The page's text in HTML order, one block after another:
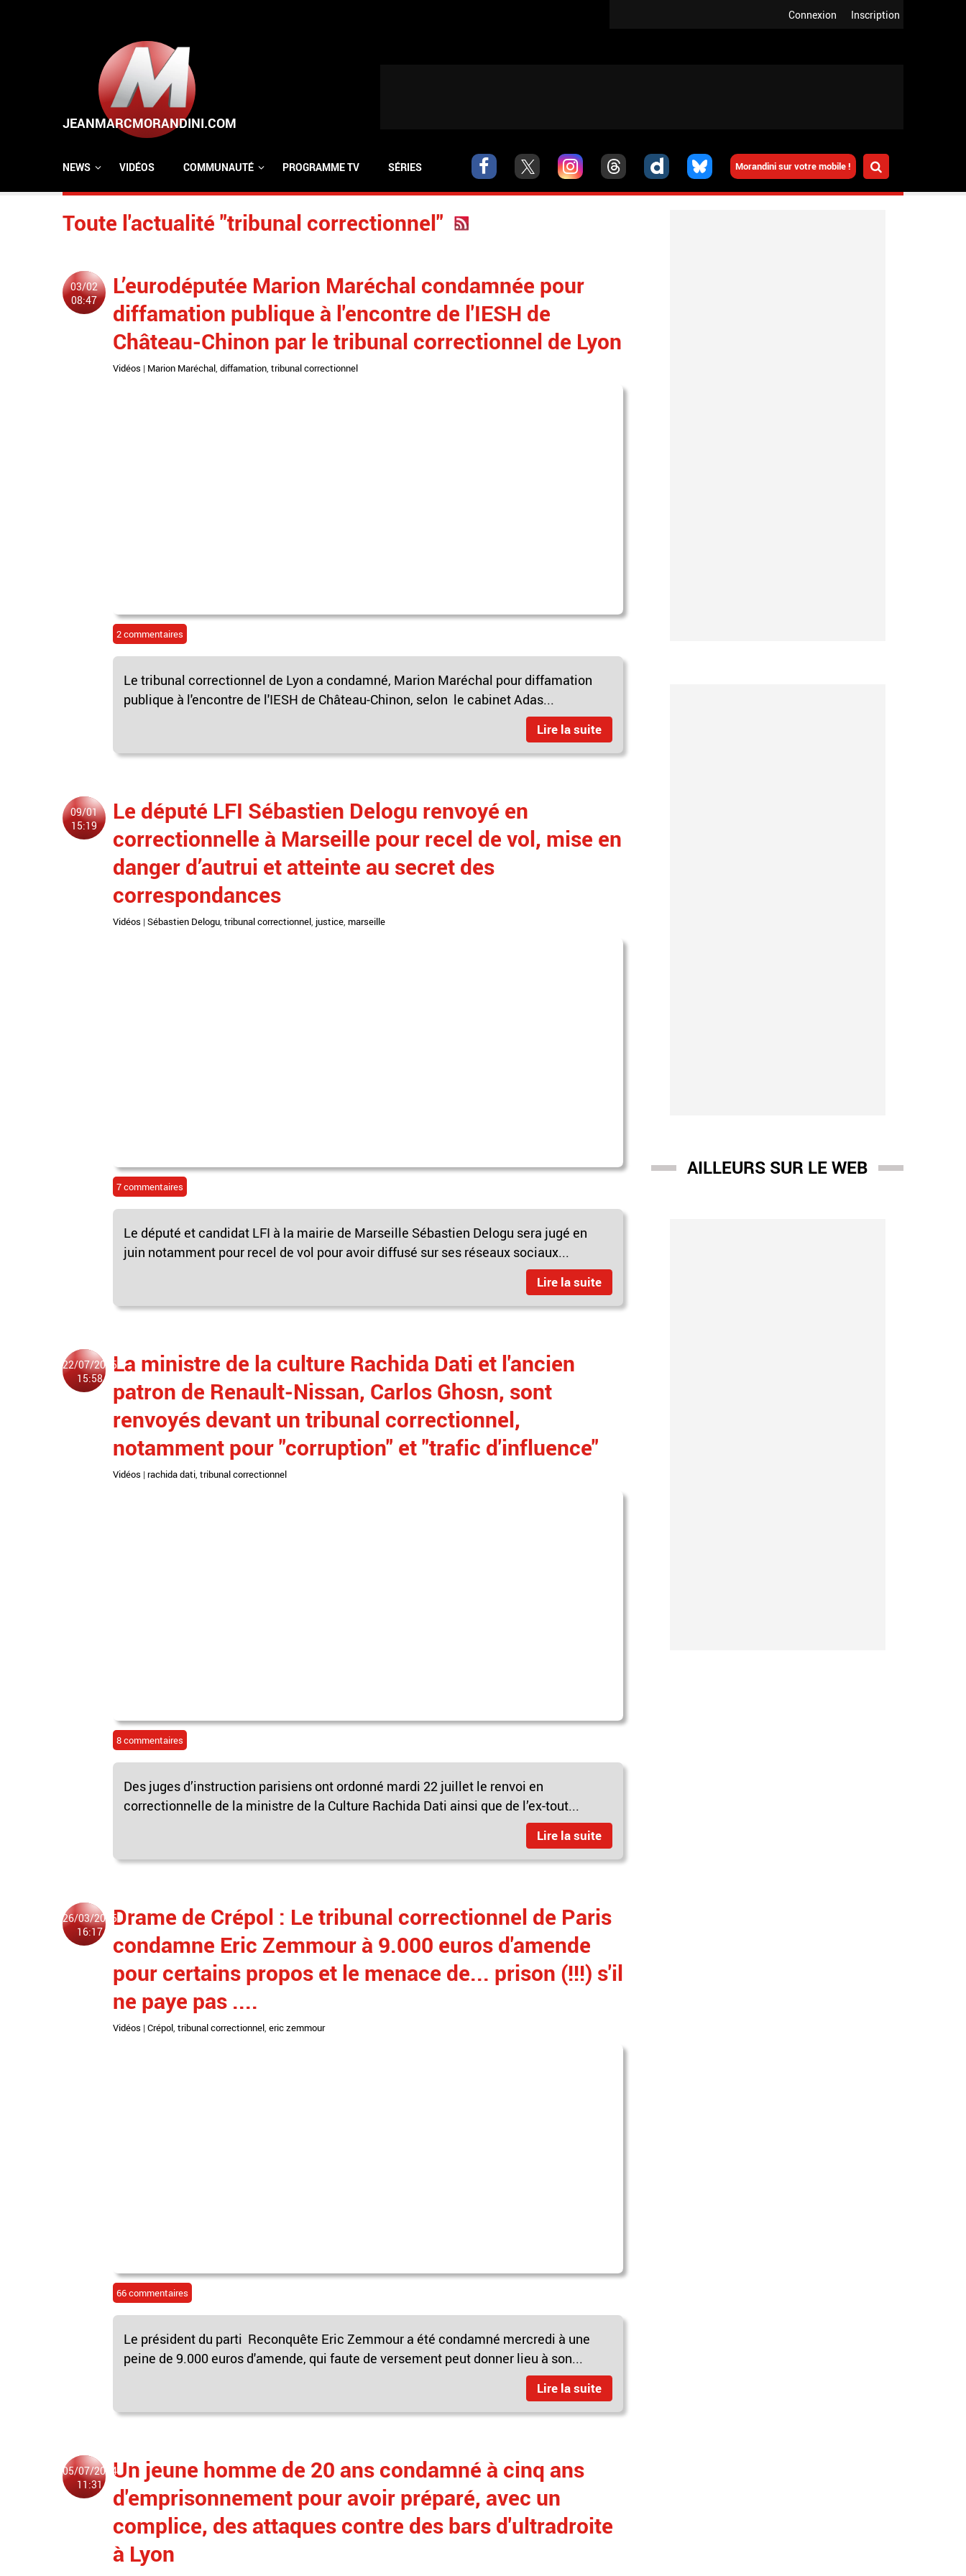
Inscription
Connexion
Morandini sur votre mobile !
NEWS VIDÉOS COMMUNAUTÉ PROGRAMME TV SÉRIES
Toute l'actualité "tribunal correctionnel"
03/02
08:47
L’eurodéputée Marion Maréchal condamnée pour
diffamation publique à l'encontre de l'IESH de
Château-Chinon par le tribunal correctionnel de Lyon
Vidéos | Marion Maréchal, diffamation, tribunal correctionnel
2 commentaires
Le tribunal correctionnel de Lyon a condamné, Marion Maréchal pour diffamation
publique à l'encontre de l'IESH de Château-Chinon, selon le cabinet Adas...
Lire la suite
09/01
15:19
Le député LFI Sébastien Delogu renvoyé en
correctionnelle à Marseille pour recel de vol, mise en
danger d’autrui et atteinte au secret des
correspondances
Vidéos | Sébastien Delogu tribunal correctionnel justice marseille
7 commentaires
Le député et candidat LFI à la mairie de Marseille Sébastien Delogu sera jugé en
juin notamment pour recel de vol pour avoir diffusé sur ses réseaux sociaux...
Lire la suite
22/07/2025
15:58
La ministre de la culture Rachida Dati et l'ancien
patron de Renault-Nissan, Carlos Ghosn, sont
renvoyés devant un tribunal correctionnel,
notamment pour "corruption" et "trafic d'influence"
Vidéos | rachida dati, tribunal correctionnel
8 commentaires
Des juges d’instruction parisiens ont ordonné mardi 22 juillet le renvoi en
correctionnelle de la ministre de la Culture Rachida Dati ainsi que de l’ex-tout...
Lire la suite
26/03/2025
16:17
Drame de Crépol : Le tribunal correctionnel de Paris
condamne Eric Zemmour à 9.000 euros d'amende
pour certains propos et le menace de... prison (!!!) s'il
ne paye pas ....
Vidéos | Crépol tribunal correctionnel eric zemmour
66 commentaires
Le président du parti Reconquête Eric Zemmour a été condamné mercredi à une
peine de 9.000 euros d'amende, qui faute de versement peut donner lieu à son...
Lire la suite
05/07/2024
11:31
Un jeune homme de 20 ans condamné à cinq ans
d'emprisonnement pour avoir préparé, avec un
complice, des attaques contre des bars d'ultradroite
à Lyon
AILLEURS SUR LE WEB